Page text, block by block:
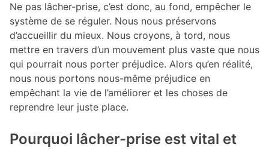
Ne pas lâcher-prise, c’est donc, au fond, empêcher le
système de se réguler. Nous nous préservons
d’accueillir du mieux. Nous croyons, à tord, nous
mettre en travers d’un mouvement plus vaste que nous
qui pourrait nous porter préjudice. Alors qu’en réalité,
nous nous portons nous-même préjudice en
empêchant la vie de l’améliorer et les choses de
reprendre leur juste place.
Pourquoi lâcher-prise est vital et